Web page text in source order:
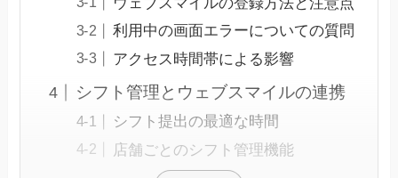
利用中の画面エラーについての質問
アクセス時間帯による影響
シフト管理とウェブスマイルの連携
シフト提出の最適な時間
店舗ごとのシフト管理機能